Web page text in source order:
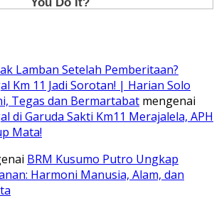
Lamban Setelah Pemberitaan?
Km 11 Jadi Sorotan! | Harian Solo
Tegas dan Bermartabat mengenai
di Garuda Sakti Km11 Merajalela, APH
Mata!
BRM Kusumo Putro Ungkap
Harmoni Manusia, Alam, dan